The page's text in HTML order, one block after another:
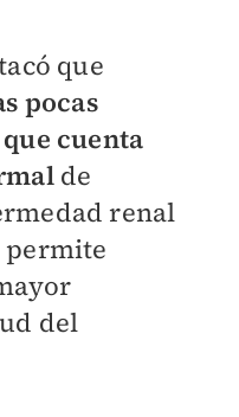
que
pocas
cuenta
de
renal
permite
del